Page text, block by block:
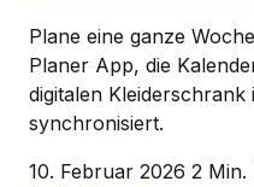
Plane eine ganze
Planer App, die
digitalen
synchronisiert.
10. Februar 2026 2 Min.